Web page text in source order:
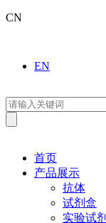
CN
EN
首页
产品展示
抗体
试剂盒
实验试剂